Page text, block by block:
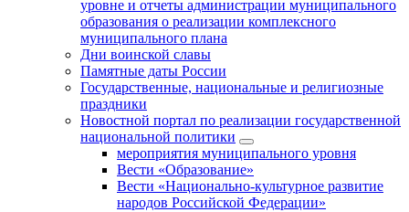
уровне и отчеты администрации муниципального
образования о реализации комплексного
муниципального плана
Дни воинской славы
Памятные даты России
Государственные, национальные и религиозные
праздники
Новостной портал по реализации государственной
национальной политики
мероприятия муниципального уровня
Вести «Образование»
Вести «Национально-культурное развитие
народов Российской Федерации»